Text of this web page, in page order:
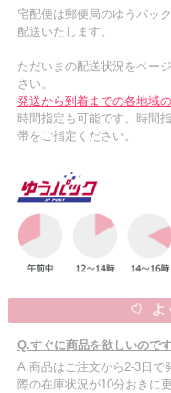
宅配便は郵便局のゆうパッ
配送いたします。
ただいまの配送状況をペー
さい。
発送から到着までの各地域
時間指定も可能です。時間
帯をご指定ください。
Q.すぐに商品を欲しいので
A.商品はご注文から2-3日で
際の在庫状況が10分おきに